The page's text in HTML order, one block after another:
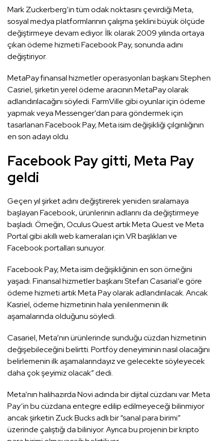
Mark Zuckerberg’in tüm odak noktasını çevirdiği Meta,
sosyal medya platformlarının çalışma şeklini büyük ölçüde
değiştirmeye devam ediyor. İlk olarak 2009 yılında ortaya
çıkan ödeme hizmeti Facebook Pay, sonunda adını
değiştiriyor.
MetaPay finansal hizmetler operasyonları başkanı Stephen
Casriel, şirketin yerel ödeme aracının MetaPay olarak
adlandırılacağını söyledi. FarmVille gibi oyunlar için ödeme
yapmak veya Messenger’dan para göndermek için
tasarlanan Facebook Pay, Meta isim değişikliği çılgınlığının
en son adayı oldu.
Facebook Pay gitti, Meta Pay
geldi
Geçen yıl şirket adını değiştirerek yeniden sıralamaya
başlayan Facebook, ürünlerinin adlarını da değiştirmeye
başladı. Örneğin, Oculus Quest artık Meta Quest ve Meta
Portal gibi akıllı web kameraları için VR başlıkları ve
Facebook portalları sunuyor.
Facebook Pay, Meta isim değişikliğinin en son örneğini
yaşadı. Finansal hizmetler başkanı Stefan Casarial’e göre
ödeme hizmeti artık Meta Pay olarak adlandırılacak. Ancak
Kasriel, ödeme hizmetinin hala yenilenmenin ilk
aşamalarında olduğunu söyledi.
Casariel, Meta’nın ürünlerinde sunduğu cüzdan hizmetinin
değişebileceğini belirtti. Portföy deneyiminin nasıl olacağını
belirlemenin ilk aşamalarındayız ve gelecekte söyleyecek
daha çok şeyimiz olacak” dedi.
Meta’nın halihazırda Novi adında bir dijital cüzdanı var. Meta
Pay’in bu cüzdana entegre edilip edilmeyeceği bilinmiyor
ancak şirketin Zuck Bucks adlı bir “sanal para birimi”
üzerinde çalıştığı da biliniyor. Ayrıca bu projenin bir kripto